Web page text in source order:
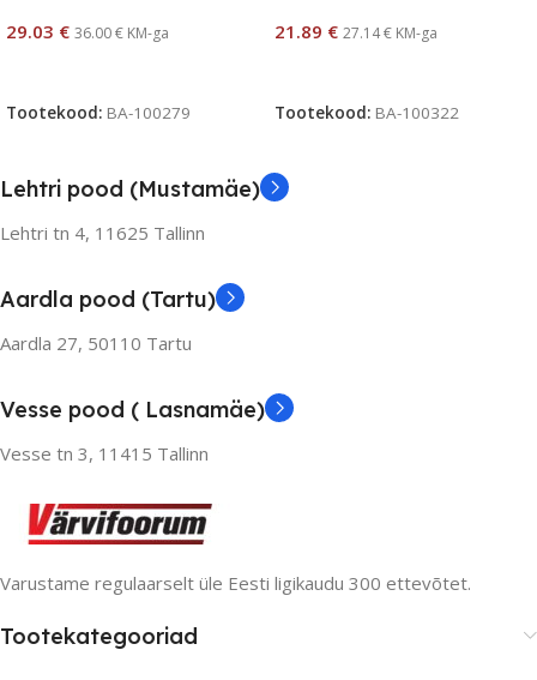
29.03 € 36.00€ KM-ga
Tootekood: BA-100279
21.89 € 27.14€ KM-ga
Tootekood: BA-100322
Lehtri pood (Mustamäe)
Lehtri tn 4, 11625 Tallinn
Aardla pood (Tartu)
Aardla 27, 50110 Tartu
Vesse pood ( Lasnamäe)
Vesse tn 3, 11415 Tallinn
Varustame regulaarselt üle Eesti ligikaudu 300 ettevõtet.
Tootekategooriad